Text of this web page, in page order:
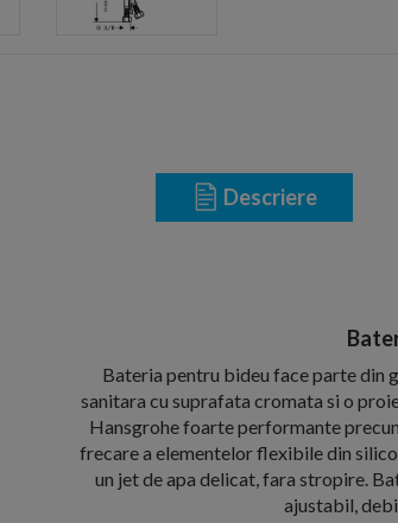
Descriere
Bateria pentru bideu face parte din
sanitara cu suprafata cromata si o
Hansgrohe foarte performante
frecare a elementelor flexibile din
un jet de apa delicat, fara stropire.
ajustabil,